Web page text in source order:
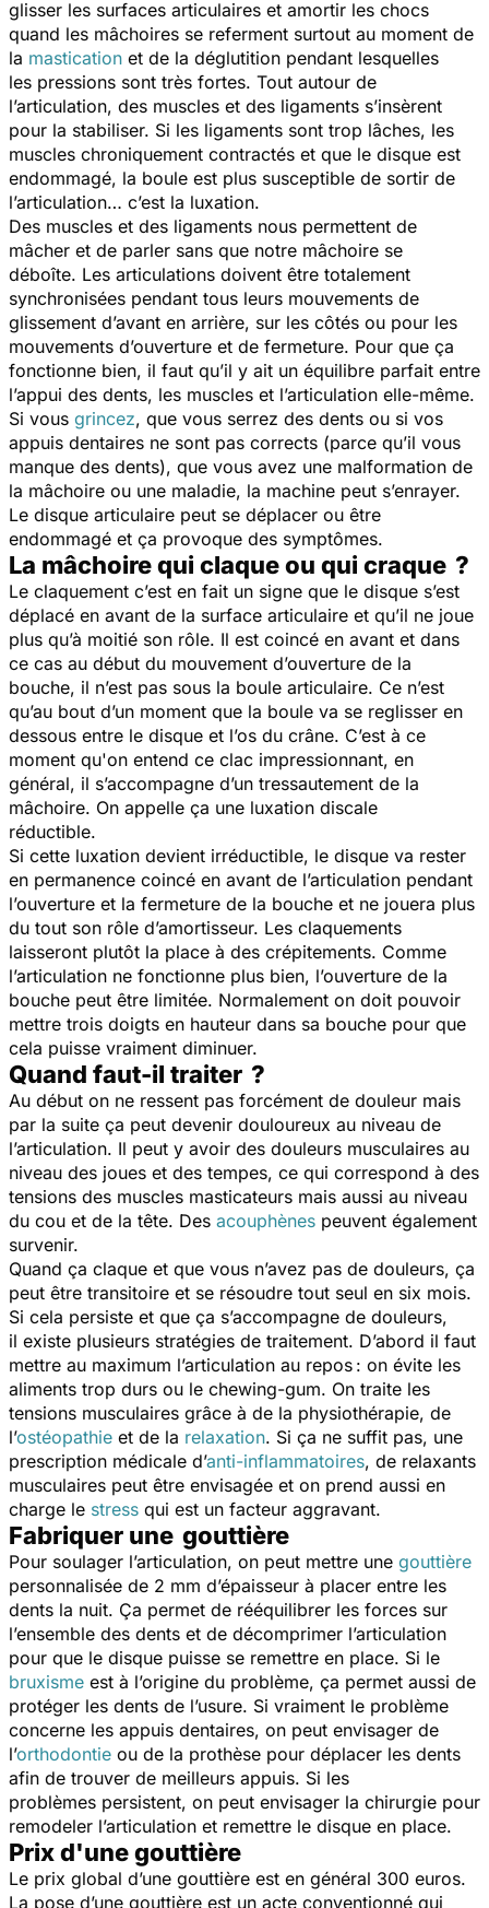
glisser les surfaces articulaires et amortir les chocs
quand les mâchoires se referment surtout au moment de
la mastication et de la déglutition pendant lesquelles
les pressions sont très fortes. Tout autour de
l’articulation, des muscles et des ligaments s’insèrent
pour la stabiliser. Si les ligaments sont trop lâches, les
muscles chroniquement contractés et que le disque est
endommagé, la boule est plus susceptible de sortir de
l’articulation… c’est la luxation.
Des muscles et des ligaments nous permettent de
mâcher et de parler sans que notre mâchoire se
déboîte. Les articulations doivent être totalement
synchronisées pendant tous leurs mouvements de
glissement d’avant en arrière, sur les côtés ou pour les
mouvements d’ouverture et de fermeture. Pour que ça
fonctionne bien, il faut qu’il y ait un équilibre parfait entre
l’appui des dents, les muscles et l’articulation elle-même.
Si vous grincez, que vous serrez des dents ou si vos
appuis dentaires ne sont pas corrects (parce qu’il vous
manque des dents), que vous avez une malformation de
la mâchoire ou une maladie, la machine peut s’enrayer.
Le disque articulaire peut se déplacer ou être
endommagé et ça provoque des symptômes.
La mâchoire qui claque ou qui craque ?
Le claquement c’est en fait un signe que le disque s’est
déplacé en avant de la surface articulaire et qu’il ne joue
plus qu’à moitié son rôle. Il est coincé en avant et dans
ce cas au début du mouvement d’ouverture de la
bouche, il n’est pas sous la boule articulaire. Ce n’est
qu’au bout d’un moment que la boule va se reglisser en
dessous entre le disque et l’os du crâne. C’est à ce
moment qu'on entend ce clac impressionnant, en
général, il s’accompagne d’un tressautement de la
mâchoire. On appelle ça une luxation discale
réductible.
Si cette luxation devient irréductible, le disque va rester
en permanence coincé en avant de l’articulation pendant
l’ouverture et la fermeture de la bouche et ne jouera plus
du tout son rôle d’amortisseur. Les claquements
laisseront plutôt la place à des crépitements. Comme
l’articulation ne fonctionne plus bien, l’ouverture de la
bouche peut être limitée. Normalement on doit pouvoir
mettre trois doigts en hauteur dans sa bouche pour que
cela puisse vraiment diminuer.
Quand faut-il traiter ?
Au début on ne ressent pas forcément de douleur mais
par la suite ça peut devenir douloureux au niveau de
l’articulation. Il peut y avoir des douleurs musculaires au
niveau des joues et des tempes, ce qui correspond à des
tensions des muscles masticateurs mais aussi au niveau
du cou et de la tête. Des acouphènes peuvent également
survenir.
Quand ça claque et que vous n’avez pas de douleurs, ça
peut être transitoire et se résoudre tout seul en six mois.
Si cela persiste et que ça s’accompagne de douleurs,
il existe plusieurs stratégies de traitement. D’abord il faut
mettre au maximum l’articulation au repos : on évite les
aliments trop durs ou le chewing-gum. On traite les
tensions musculaires grâce à de la physiothérapie, de
l’ostéopathie et de la relaxation. Si ça ne suffit pas, une
prescription médicale d’anti-inflammatoires, de relaxants
musculaires peut être envisagée et on prend aussi en
charge le stress qui est un facteur aggravant.
Fabriquer une gouttière
Pour soulager l’articulation, on peut mettre une gouttière
personnalisée de 2 mm d’épaisseur à placer entre les
dents la nuit. Ça permet de rééquilibrer les forces sur
l’ensemble des dents et de décomprimer l’articulation
pour que le disque puisse se remettre en place. Si le
bruxisme est à l’origine du problème, ça permet aussi de
protéger les dents de l’usure. Si vraiment le problème
concerne les appuis dentaires, on peut envisager de
l’orthodontie ou de la prothèse pour déplacer les dents
afin de trouver de meilleurs appuis. Si les
problèmes persistent, on peut envisager la chirurgie pour
remodeler l’articulation et remettre le disque en place.
Prix d'une gouttière
Le prix global d’une gouttière est en général 300 euros.
La pose d’une gouttière est un acte conventionné qui